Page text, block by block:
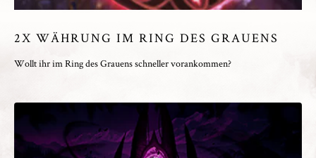
2X WÄHRUNG IM RING DES GRAUENS
Wollt ihr im Ring des Grauens schneller vorankommen?